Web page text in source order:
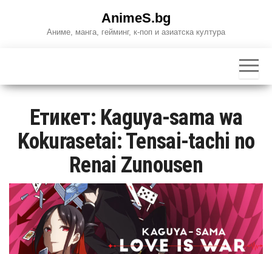
AnimeS.bg
Аниме, манга, гейминг, к-поп и азиатска култура
Етикет: Kaguya-sama wa
Kokurasetai: Tensai-tachi no
Renai Zunousen